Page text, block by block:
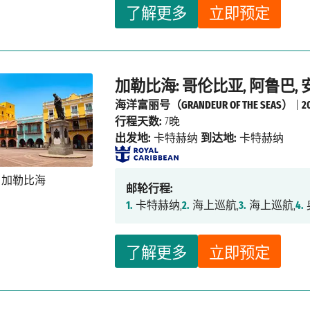
了解更多 立即预定
加勒比海: 哥伦比亚, 阿鲁巴,
了解更多 立即预定
海洋富丽号（GRANDEUR OF THE SEAS） |
行程天数: 7晚
出发地: 卡特赫纳 到达地: 卡特赫纳
邮轮行程:
1. 卡特赫纳,2. 海上巡航,3. 海上巡航,4.